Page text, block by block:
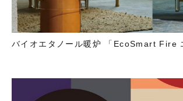
バイオエタノール暖炉 「EcoSmart Fire